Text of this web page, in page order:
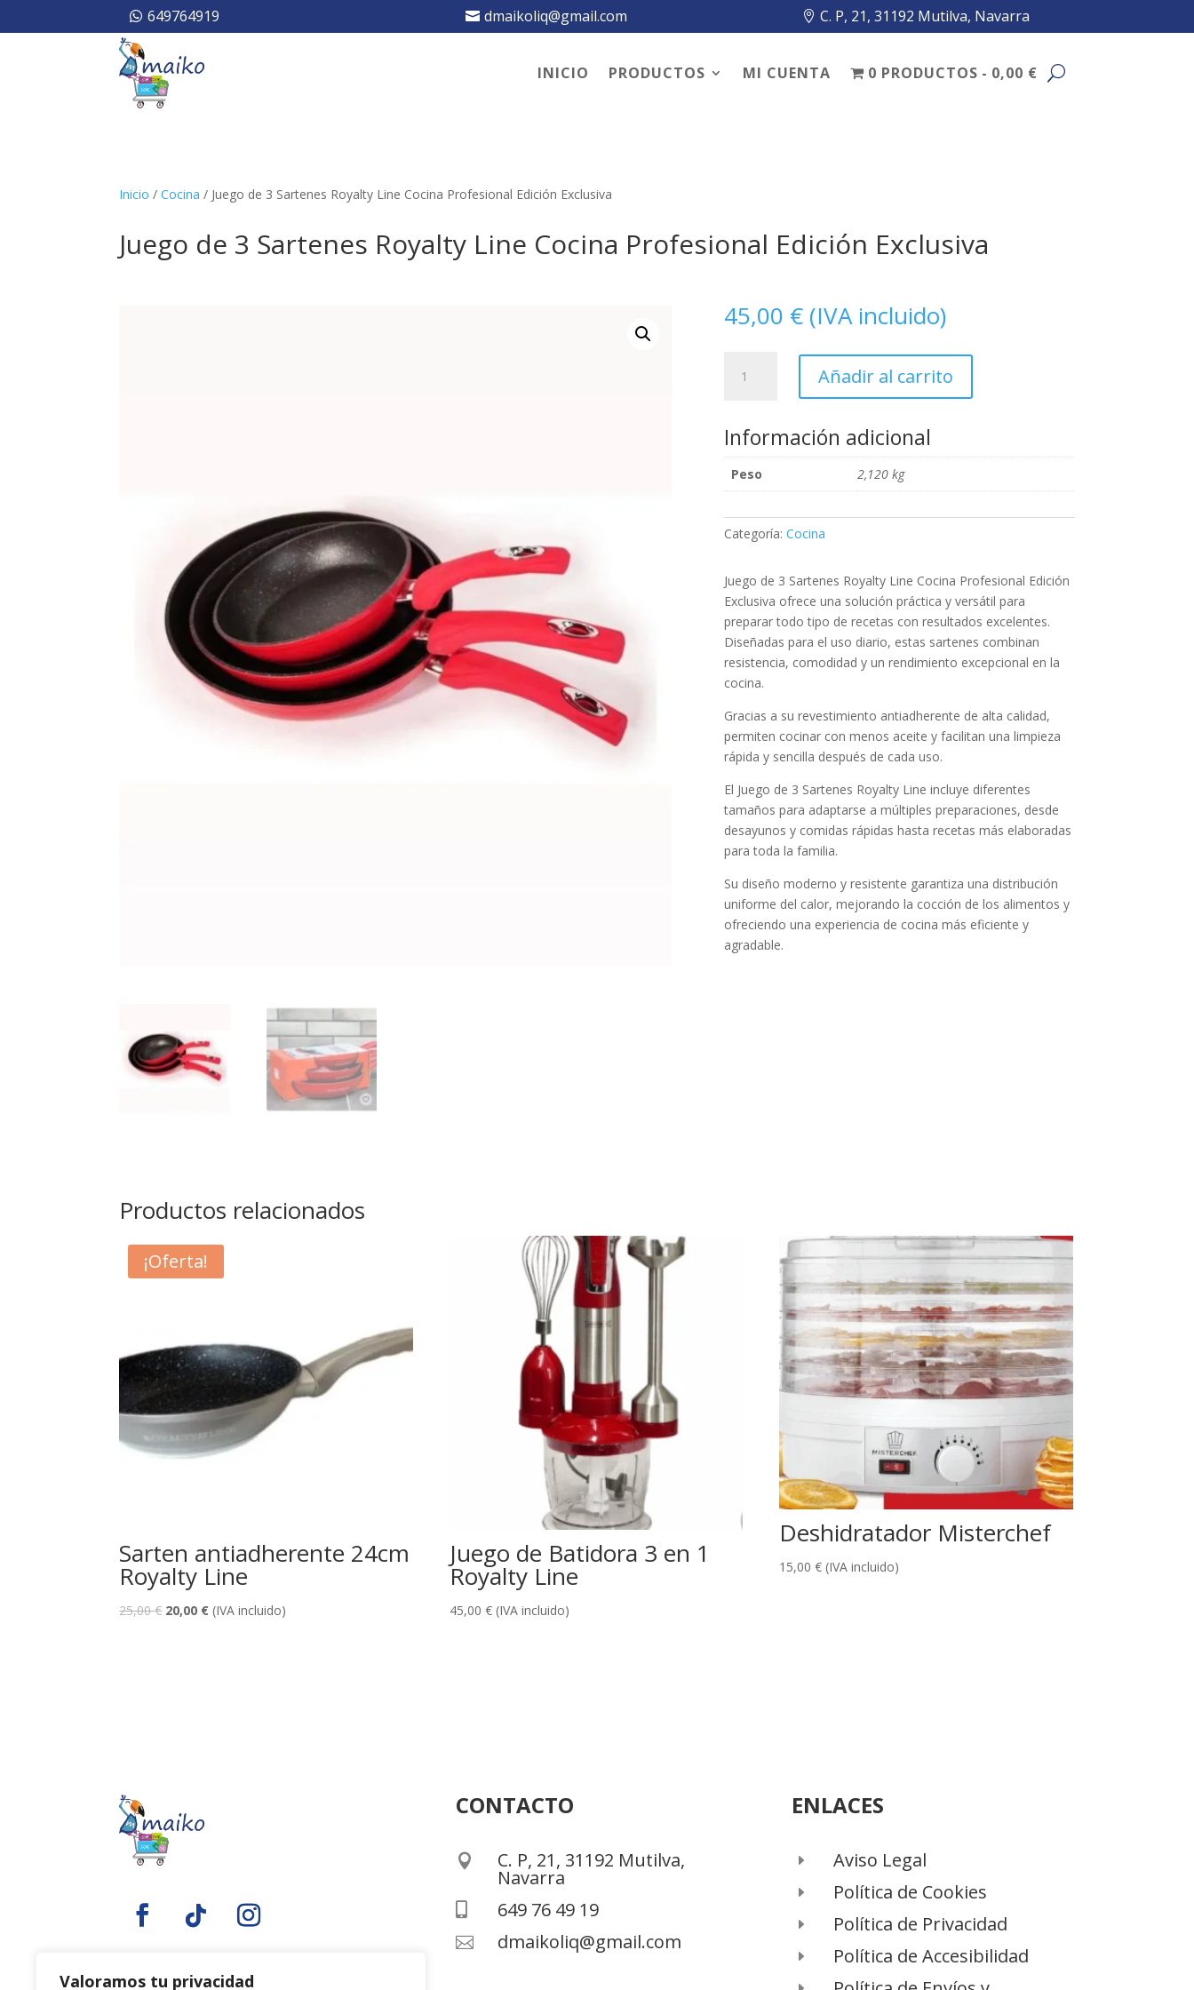
Valoramos tu privacidad
649764919 dmaikoliq@gmail.com C. P, 21, 31192 Mutilva, Navarra
INICIO PRODUCTOS MI CUENTA 0 PRODUCTOS 0,00 €
Inicio /Cocina / Juego de 3 Sartenes Royalty Line Cocina Profesional Edición Exclusiva
Juego de 3 Sartenes Royalty Line Cocina Profesional Edición Exclusiva
45,00 € (IVA incluido)
Royalty
Line
Cocina
Exclusiva
Añadir al carrito
Información adicional
Peso 2,120 kg
Categoría: Cocina
Juego de 3 Sartenes Royalty Line Cocina Profesional Edición
Exclusiva ofrece una solución práctica y versátil para
preparar todo tipo de recetas con resultados excelentes.
Diseñadas para el uso diario, estas sartenes combinan
resistencia, comodidad y un rendimiento excepcional en la
cocina.
Gracias a su revestimiento antiadherente de alta calidad,
permiten cocinar con menos aceite y facilitan una limpieza
rápida y sencilla después de cada uso.
El Juego de 3 Sartenes Royalty Line incluye diferentes
tamaños para adaptarse a múltiples preparaciones, desde
desayunos y comidas rápidas hasta recetas más elaboradas
para toda la familia.
Su diseño moderno y resistente garantiza una distribución
uniforme del calor, mejorando la cocción de los alimentos y
ofreciendo una experiencia de cocina más eficiente y
agradable.
Productos relacionados
¡Oferta!
Sarten antiadherente 24cm
Royalty Line
25,00€ El
20,00 €El(IVA incluido)
Juego de Batidora 3 en 1
Royalty Line
45,00 € (IVA incluido)
Deshidratador Misterchef
15,00€ (IVA incluido)
CONTACTO
 C. P, 21, 31192 Mutilva,
Navarra
 649 76 49 19
 dmaikoliq@gmail.com
ENLACES
E Aviso Legal
E Política de Cookies
E Política de Privacidad
E Política de Accesibilidad